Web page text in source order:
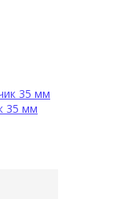
35 мм